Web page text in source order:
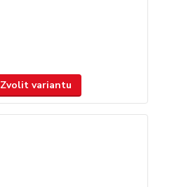
Zvolit variantu